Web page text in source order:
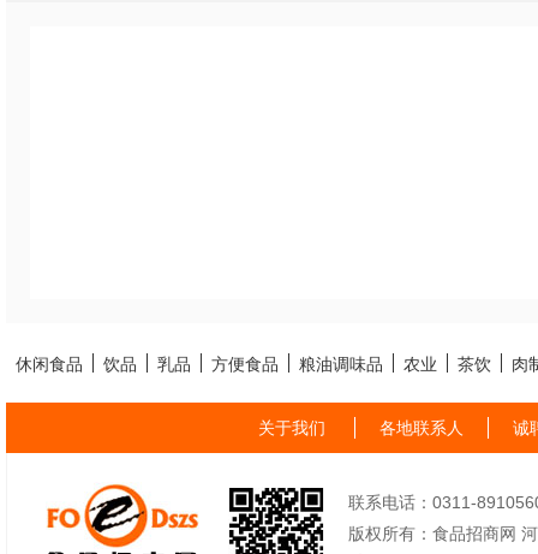
休闲食品 饮品 乳品 方便食品 粮油调味品 农业 茶饮 肉
关于我们 各地联系人 诚
联系电话：0311-
版权所有：食品招商网